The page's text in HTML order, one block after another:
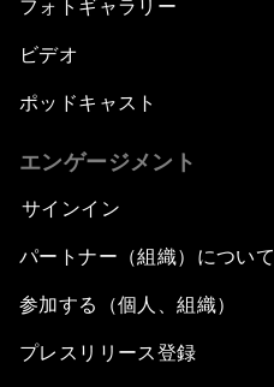
フォトギャラリー
ビデオ
ポッドキャスト
エンゲージメント
サインイン
パートナー（組織）について
参加する（個人、組織）
プレスリリース登録